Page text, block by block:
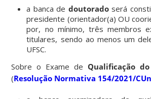
a banca de doutoradoserá
presidente (orientador(a) OU
por, no mínimo, três membros
titulares, sendo ao menos um
UFSC.
Sobre o Exame de Qualificação
(Resolução Normativa 154/2021/CUn